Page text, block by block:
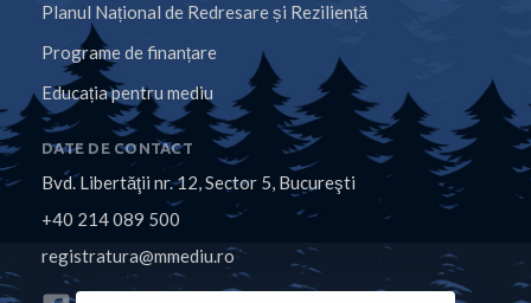
Planul Național de Redresare și Reziliență
Programe de finanțare
Educația pentru mediu
DATE DE CONTACT
Bvd. Libertăţii nr. 12, Sector 5, Bucureşti
+40 214 089 500
registratura@mmediu.ro